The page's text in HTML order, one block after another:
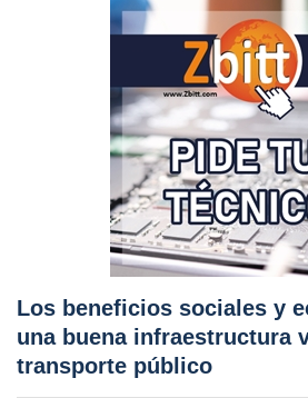
Los beneficios sociales y
una buena infraestructura
transporte público